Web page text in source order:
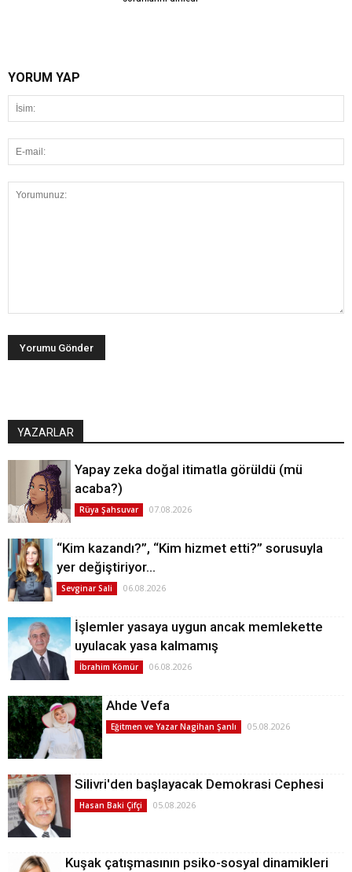
YORUM YAP
YAZARLAR
Yapay zeka doğal itimatla görüldü (mü
acaba?)
Rüya Şahsuvar 07.08.2026
“Kim kazandı?”, “Kim hizmet etti?” sorusuyla
yer değiştiriyor…
Sevginar Sali 06.08.2026
İşlemler yasaya uygun ancak memlekette
uyulacak yasa kalmamış
İbrahim Kömür 06.08.2026
Ahde Vefa
Eğitmen ve Yazar Nagihan Şanlı 05.08.2026
Silivri'den başlayacak Demokrasi Cephesi
Hasan Baki Çifçi 05.08.2026
Kuşak çatışmasının psiko-sosyal dinamikleri